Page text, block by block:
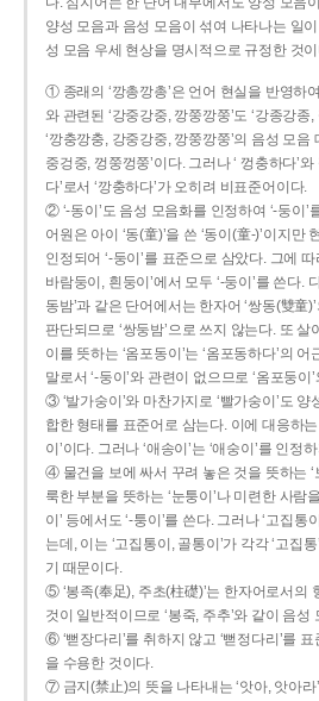
양성 모음과 음성 모음이 섞여 나타나는 일
성 모음 우세 현상을 명시적으로 규정한 것
① 종래의 ‘깡총깡총’은 언어 현실을 반영하
와 관련된 ‘강중강중, 깡쭝깡쭝’도 ‘강종강
‘깡충깡충, 강중강중, 깡쭝깡쭝’의 음성 모음
중겅중, 껑쭝껑쭝’이다. 그러나 ‘ 껑충하다’
다’로서 ‘깡충하다’가 오히려 비표준어이다.
② ‘-동이’도 음성 모음화를 인정하여 ‘-둥이’
어원은 아이 ‘동(童)’을 쓴 ‘동이(童-)’이지만
인정되어 ‘-둥이’를 표준으로 삼았다. 그에
바람둥이, 흰둥이’에서 모두 ‘-둥이’를 쓴다.
동밤’과 같은 단어에서는 한자어 ‘쌍동(雙童
판단되므로 ‘쌍둥밤’으로 쓰지 않는다. 또
이를 뜻하는 ‘옴포동이’는 ‘옴포동하다’의 어
말로서 ‘-둥이’와 관련이 없으므로 ‘옴포둥이
③ ‘발가숭이’와 마찬가지로 ‘빨가숭이’도
합한 형태를 표준어로 삼는다. 이에 대응하
이’이다. 그러나 ‘애송이’는 ‘애숭이’를 인정
④ 물건을 보에 싸서 꾸려 놓은 것을 뜻하는 ‘
룩한 부분을 뜻하는 ‘눈퉁이’나 미련한 사람
이’ 등에서도 ‘-퉁이’를 쓴다. 그러나 ‘고집통
는데, 이는 ‘고집통이, 골통이’가 각각 ‘고집통
기 때문이다.
⑤ ‘봉족(奉足), 주초(柱礎)’는 한자어로서의
것이 일반적이므로 ‘봉죽, 주추’와 같이 음
⑥ ‘뻗장다리’를 취하지 않고 ‘뻗정다리’를
을 수용한 것이다.
⑦ 금지(禁止)의 뜻을 나타내는 ‘앗아, 앗아라